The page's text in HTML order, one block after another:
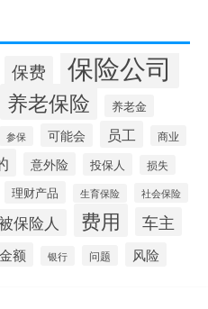
保费 保险公司
养老保险 养老金
参保 可能会 员工
商业
意外险 投保人 损失
理财产品 生育保险 社会保险
保险人 费用 车主
金额 银行 问题 风险